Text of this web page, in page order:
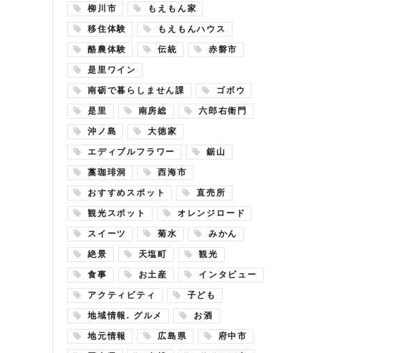
柳川市 もえもん家
移住体験 もえもんハウス
酪農体験 伝統 赤磐市
是里ワイン
南砺で暮らしません課 ゴボウ
是里 南房総 六郎右衛門
沖ノ島 大徳家
エディブルフラワー 鋸山
藁珈琲洞 西海市
おすすめスポット 直売所
観光スポット オレンジロード
スイーツ 菊水 みかん
絶景 天塩町 観光
食事 お土産 インタビュー
アクティビティ 子ども
地域情報. グルメ お酒
地元情報 広島県 府中市